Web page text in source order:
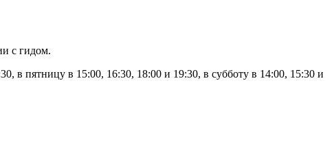
с гидом.
в пятницу в 15:00, 16:30, 18:00 и 19:30, в субботу в 14:00, 15:30 и